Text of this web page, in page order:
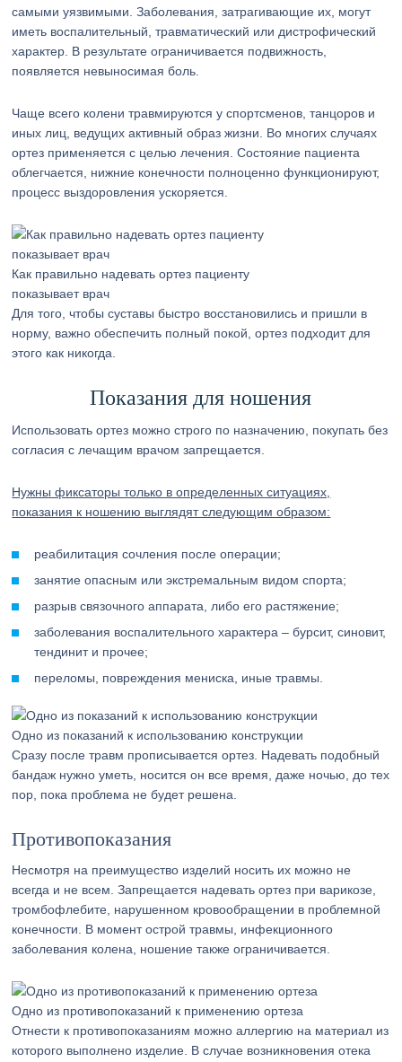
самыми уязвимыми. Заболевания, затрагивающие их, могут
иметь воспалительный, травматический или дистрофический
характер. В результате ограничивается подвижность,
появляется невыносимая боль.
Чаще всего колени травмируются у спортсменов, танцоров и
иных лиц, ведущих активный образ жизни. Во многих случаях
ортез применяется с целью лечения. Состояние пациента
облегчается, нижние конечности полноценно функционируют,
процесс выздоровления ускоряется.
Как правильно надевать ортез пациенту
показывает врач
Для того, чтобы суставы быстро восстановились и пришли в
норму, важно обеспечить полный покой, ортез подходит для
этого как никогда.
Показания для ношения
Использовать ортез можно строго по назначению, покупать без
согласия с лечащим врачом запрещается.
Нужны фиксаторы только в определенных ситуациях,
показания к ношению выглядят следующим образом:
реабилитация сочления после операции;
занятие опасным или экстремальным видом спорта;
разрыв связочного аппарата, либо его растяжение;
заболевания воспалительного характера – бурсит, синовит,
тендинит и прочее;
переломы, повреждения мениска, иные травмы.
Одно из показаний к использованию конструкции
Сразу после травм прописывается ортез. Надевать подобный
бандаж нужно уметь, носится он все время, даже ночью, до тех
пор, пока проблема не будет решена.
Противопоказания
Несмотря на преимущество изделий носить их можно не
всегда и не всем. Запрещается надевать ортез при варикозе,
тромбофлебите, нарушенном кровообращении в проблемной
конечности. В момент острой травмы, инфекционного
заболевания колена, ношение также ограничивается.
Одно из противопоказаний к применению ортеза
Отнести к противопоказаниям можно аллергию на материал из
которого выполнено изделие. В случае возникновения отека